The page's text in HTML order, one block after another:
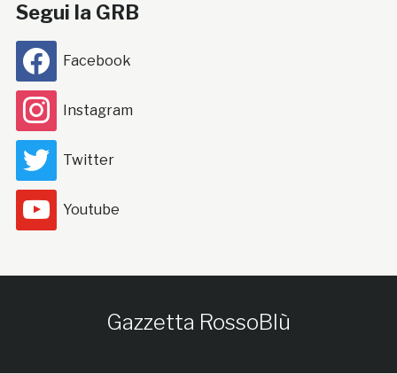
Segui la GRB
Facebook
Instagram
Twitter
Youtube
Gazzetta RossoBlù